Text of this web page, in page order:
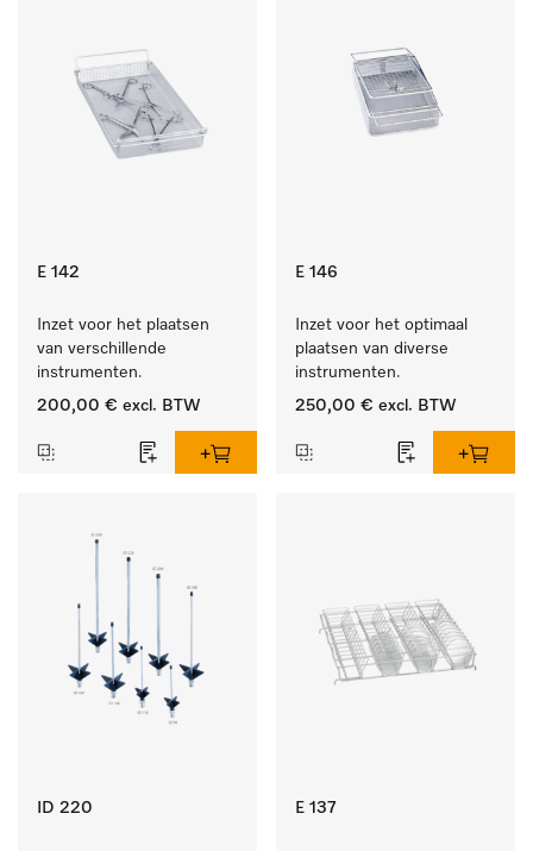
E 142
Inzet voor het plaatsen
van verschillende
instrumenten.
200,00 € excl. BTW
E 146
Inzet voor het optimaal
plaatsen van diverse
instrumenten.
250,00 € excl. BTW
ID 220 E 137